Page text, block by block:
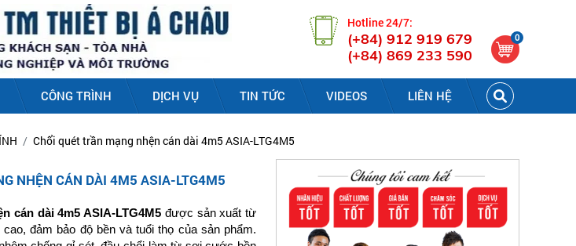
Hotline 24/7:
(+84) 912 919 679
(+84) 869 233 590
0
CÔNG TRÌNH DỊCH VỤ TIN TỨC VIDEOS LIÊN HỆ
Chổi quét trần mạng nhện cán dài 4m5 ASIA-LTG4M5
NHỆN CÁN DÀI 4M5 ASIA-LTG4M5
cán dài 4m5 ASIA-LTG4M5 được sản xuất từ
đảm bảo độ bền và tuổi thọ của sản phẩm.